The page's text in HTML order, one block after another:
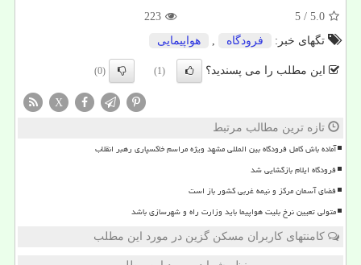
5.0
/ 5
223
تگهای خبر:
فرودگاه , هواپیمایی
این مطلب را می پسندید؟ (1)
(0)
X
تازه ترین مطالب مرتبط
آماده باش کامل فرودگاه بین المللی مشهد ویژه مراسم خاکسپاری رهبر انقلاب
فرودگاه ایلام بازگشایی شد
فضای آسمان مرکز و نیمه غربی کشور باز است
متولی تعیین نرخ بلیت هواپیما باید وزارت راه و شهرسازی باشد
کامنتهای کاربران مسکن گزین در مورد این مطلب